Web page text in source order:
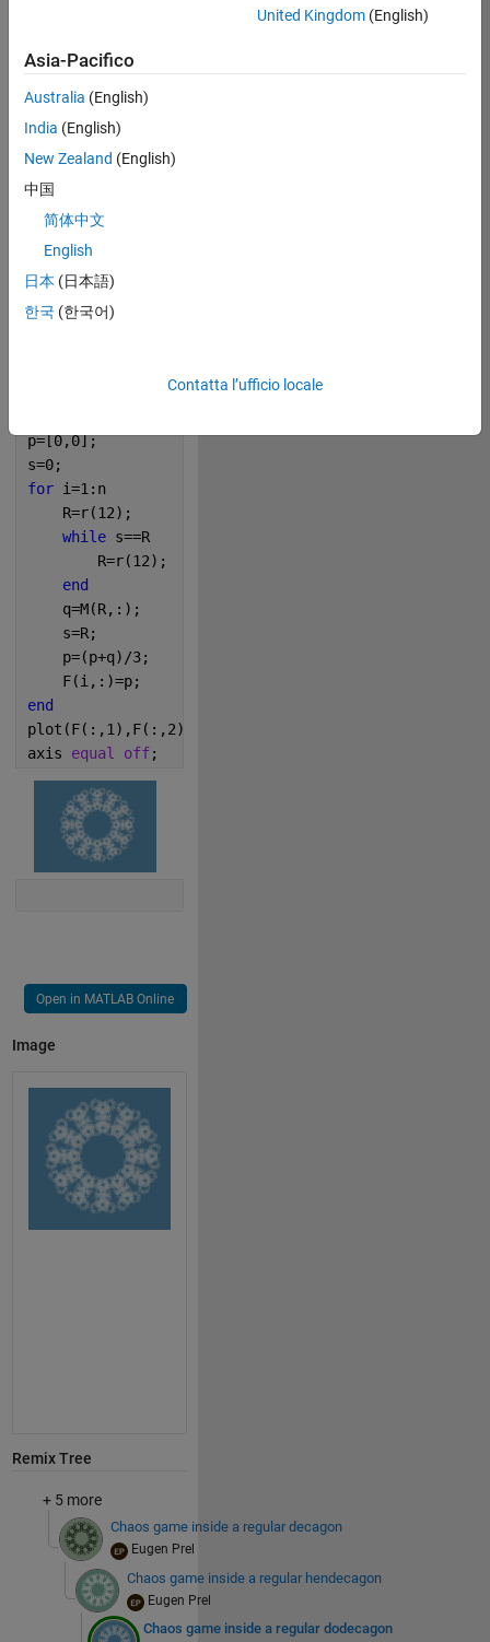
Oct
72
n=1e5;
P=nsidedpoly(12);
M=P.Vertices;
p=[0,0];
s=0;
for i=1:n
    R=r(12);
while s==R
        R=r(12);
end
    q=M(R,:);
    s=R;
    p=(p+q)/3;
    F(i,:)=p;
end
plot(F(:,1),F(:,2),
axis equal off;
Open in MATLAB Online
Image
Remix Tree
+ 5 more
Chaos game inside a regular decagon
Eugen Prel
Chaos game inside a regular hendecagon
Eugen Prel
Chaos game inside a regular dodecagon
United Kingdom(English)
Asia-Pacifico
Australia (English)
India (English)
New Zealand (English)
中国
简体中文
English
日本 (日本語)
한국 (한국어)
Contatta l’ufficio locale